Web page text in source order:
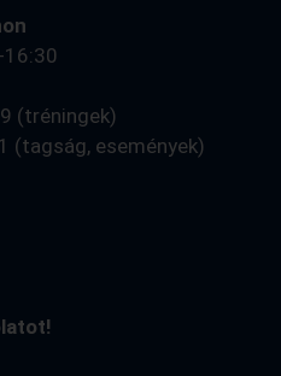
(tréningek)
események)